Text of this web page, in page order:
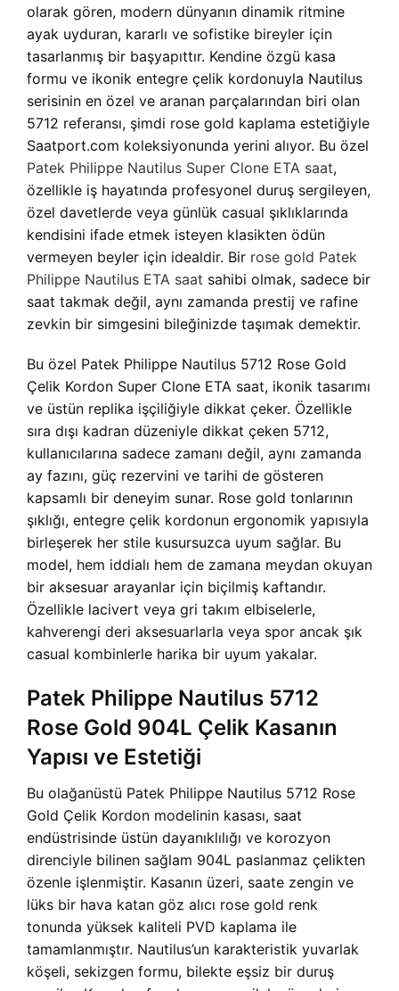
olarak gören, modern dünyanın dinamik ritmine
ayak uyduran, kararlı ve sofistike bireyler için
tasarlanmış bir başyapıttır. Kendine özgü kasa
formu ve ikonik entegre çelik kordonuyla Nautilus
serisinin en özel ve aranan parçalarından biri olan
5712 referansı, şimdi rose gold kaplama estetiğiyle
Saatport.com koleksiyonunda yerini alıyor. Bu özel
Patek Philippe Nautilus Super Clone ETA saat,
özellikle iş hayatında profesyonel duruş sergileyen,
özel davetlerde veya günlük casual şıklıklarında
kendisini ifade etmek isteyen klasikten ödün
vermeyen beyler için idealdir. Bir rose gold Patek
Philippe Nautilus ETA saat sahibi olmak, sadece bir
saat takmak değil, aynı zamanda prestij ve rafine
zevkin bir simgesini bileğinizde taşımak demektir.
Bu özel Patek Philippe Nautilus 5712 Rose Gold
Çelik Kordon Super Clone ETA saat, ikonik tasarımı
ve üstün replika işçiliğiyle dikkat çeker. Özellikle
sıra dışı kadran düzeniyle dikkat çeken 5712,
kullanıcılarına sadece zamanı değil, aynı zamanda
ay fazını, güç rezervini ve tarihi de gösteren
kapsamlı bir deneyim sunar. Rose gold tonlarının
şıklığı, entegre çelik kordonun ergonomik yapısıyla
birleşerek her stile kusursuzca uyum sağlar. Bu
model, hem iddialı hem de zamana meydan okuyan
bir aksesuar arayanlar için biçilmiş kaftandır.
Özellikle lacivert veya gri takım elbiselerle,
kahverengi deri aksesuarlarla veya spor ancak şık
casual kombinlerle harika bir uyum yakalar.
Patek Philippe Nautilus 5712
Rose Gold 904L Çelik Kasanın
Yapısı ve Estetiği
Bu olağanüstü Patek Philippe Nautilus 5712 Rose
Gold Çelik Kordon modelinin kasası, saat
endüstrisinde üstün dayanıklılığı ve korozyon
direnciyle bilinen sağlam 904L paslanmaz çelikten
özenle işlenmiştir. Kasanın üzeri, saate zengin ve
lüks bir hava katan göz alıcı rose gold renk
tonunda yüksek kaliteli PVD kaplama ile
tamamlanmıştır. Nautilus’un karakteristik yuvarlak
köşeli, sekizgen formu, bilekte eşsiz bir duruş